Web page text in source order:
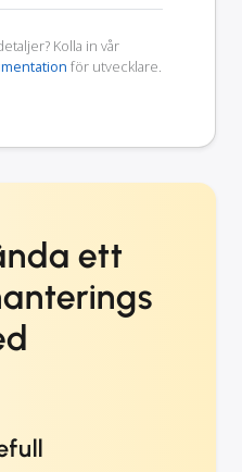
Kolla in vår
för utvecklare.
ett